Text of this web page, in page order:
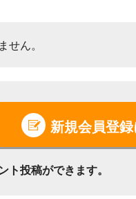
せん。
新規会員登
ト投稿ができます。